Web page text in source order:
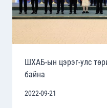
ШХАБ-ын цэрэг-улс
байна
2022-09-21